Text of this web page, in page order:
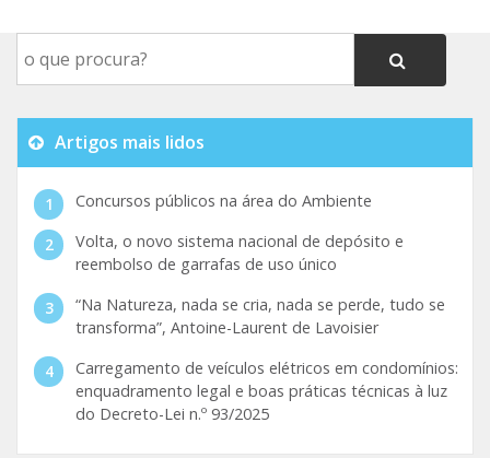
Artigos mais lidos
Concursos públicos na área do Ambiente
Volta, o novo sistema nacional de depósito e
reembolso de garrafas de uso único
“Na Natureza, nada se cria, nada se perde, tudo se
transforma”, Antoine-Laurent de Lavoisier
Carregamento de veículos elétricos em condomínios:
enquadramento legal e boas práticas técnicas à luz
do Decreto-Lei n.º 93/2025